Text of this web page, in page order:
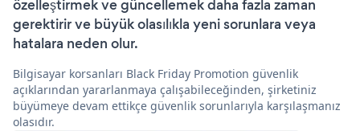
özelleştirmek ve güncellemek daha fazla zaman
gerektirir ve büyük olasılıkla yeni sorunlara veya
hatalara neden olur.
Bilgisayar korsanları Black Friday Promotion güvenlik
açıklarından yararlanmaya çalışabileceğinden, şirketiniz
büyümeye devam ettikçe güvenlik sorunlarıyla karşılaşmanız
olasıdır.